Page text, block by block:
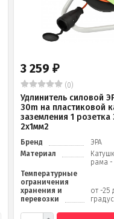
3 259₽
(0)
Удлинитель силовой
30m на пластиковой
заземления 1
2x1мм2
Бренд
ЭРА
Материал
рама -
Температурные
ограничения
хранения и
перевозки
от -25